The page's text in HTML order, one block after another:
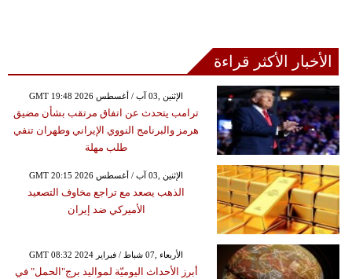
الأخبار الأكثر قراءة
GMT 19:48 2026 الإثنين ,03 آب / أغسطس
ترامب يتحدث عن اتفاق مرتقب بشأن مضيق
هرمز والبرنامج النووي الإيراني وطهران تنفي
طلب مهلة
GMT 20:15 2026 الإثنين ,03 آب / أغسطس
الذهب يصعد مع تراجع مخاوف التصعيد
الأميركي ضد إيران
GMT 08:32 2024 الأربعاء ,07 شباط / فبراير
أبرز الأحداث اليوميّة لمواليد برج"الحمل" في